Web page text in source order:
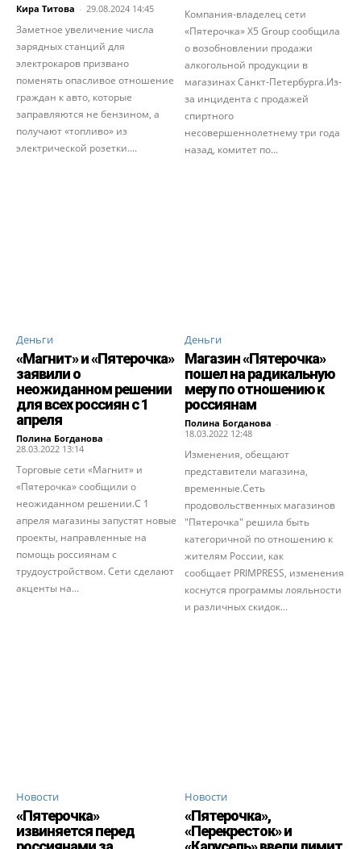
Кира Титова - 29.08.2024 14:45
Заметное увеличение числа
зарядных станций для
электрокаров призвано
поменять опасливое отношение
граждан к авто, которые
заправляются не бензином, а
получают «топливо» из
электрической розетки....
Компания-владелец сети
«Пятерочка» X5 Group сообщила
о возобновлении продажи
алкогольной продукции в
магазинах Санкт-Петербурга.Из-
за инцидента с продажей
спиртного
несовершеннолетнему три года
назад, комитет по...
Деньги
«Магнит» и «Пятерочка»
заявили о
неожиданном решении
для всех россиян с 1
апреля
Полина Богданова -
28.03.2022 13:14
Торговые сети «Магнит» и
«Пятерочка» сообщили о
неожиданном решении.С 1
апреля магазины запустят новые
проекты, направленные на
помощь россиянам с
трудоустройством. Сети сделают
акценты на...
Деньги
Магазин «Пятерочка»
пошел на радикальную
меру по отношению к
россиянам
Полина Богданова -
18.03.2022 12:48
Изменения, обещают
представители магазина,
временные.Сеть
продовольственных магазинов
"Пятерочка" решила быть
категоричной по отношению к
жителям России, как
сообщает PRIMPRESS, изменения
коснутся программы лояльности
и различных скидок...
Новости
«Пятерочка»
извиняется перед
Новости
«Пятерочка»,
«Перекресток» и